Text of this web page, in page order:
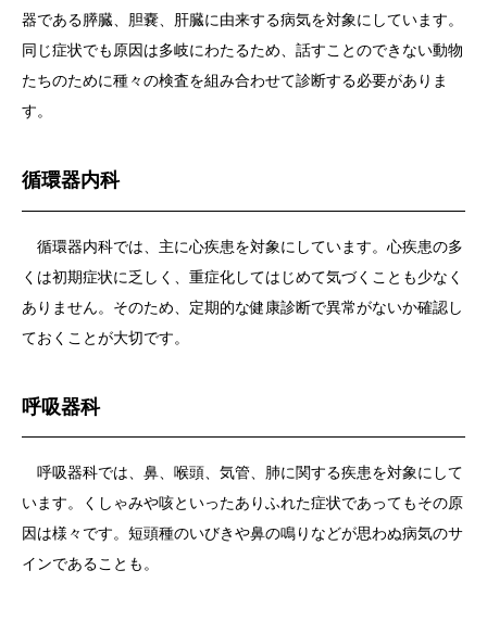
器である膵臓、胆嚢、肝臓に由来する病気を対象にしています。
同じ症状でも原因は多岐にわたるため、話すことのできない動物
たちのために種々の検査を組み合わせて診断する必要がありま
す。
循環器内科
循環器内科では、主に心疾患を対象にしています。心疾患の多
くは初期症状に乏しく、重症化してはじめて気づくことも少なく
ありません。そのため、定期的な健康診断で異常がないか確認し
ておくことが大切です。
呼吸器科
呼吸器科では、鼻、喉頭、気管、肺に関する疾患を対象にして
います。くしゃみや咳といったありふれた症状であってもその原
因は様々です。短頭種のいびきや鼻の鳴りなどが思わぬ病気のサ
インであることも。